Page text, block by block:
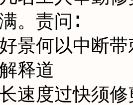
。责问∶
景何以中断
释道
速度过快须